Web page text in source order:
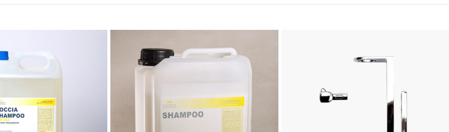
Le nostre forniture hotel e B&B, totalmente made in Italy, sono professionali e di alta qualità, pensate per soddisfare ogni
Sardegna, arricchiti da una fragranza luminosa, fresca e agrumata che cattura l’atmosfera unica dell’isola.
Natural Sardinia si propone come il tuo alleato nella creazione di un’ospitalità distintiva. La fragranza luminosa è il nostro
segreto per regalare ai tuoi ospiti un viaggio sensoriale attraverso gli aromi caratteristici della Sardegna, creando un legame
autentico e indimenticabile tra il tuo hotel e l’isola.
Scegliendo Natural Sardinia, non solo selezioni prodotti di alta qualità e unicità, ma fai un’affermazione di stile e autenticità.
Rinnova la tua struttura con la nostra Linea Cortesia Hotel e B&B, trasformando ogni stanza in un rifugio che racconta la
storia affascinante della Sardegna. Lasciati ispirare dalle emozioni straordinarie di un soggiorno sardo con Natural Sardinia, il
marchio che rende unica ogni esperienza